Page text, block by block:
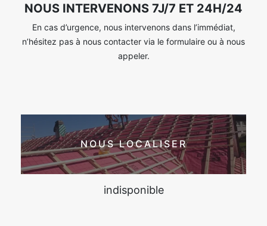
NOUS INTERVENONS 7J/7 ET 24H/24
En cas d’urgence, nous intervenons dans l’immédiat,
n’hésitez pas à nous contacter via le formulaire ou à nous
appeler.
NOUS LOCALISER
indisponible